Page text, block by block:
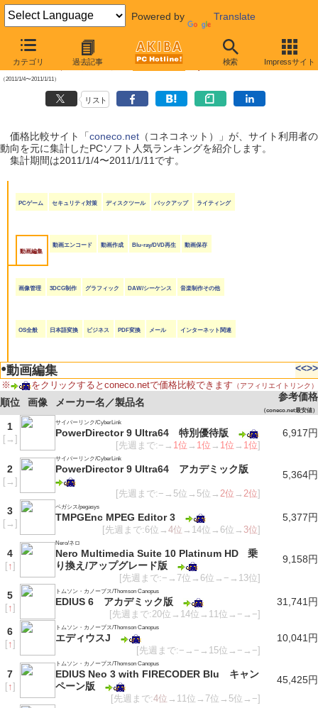
Powered by Translate
カテゴリ 過去記事 検索 Impressサイト
【 2011年1月15日号 】
coneco.net人気ランキング（ソフト編）
（2011/1/4〜2011/1/11）
リスト
価格比較サイト「coneco.net（コネコネット）」が、サイト利用者の
動向を元に集計したPCソフト人気ランキングを紹介します。
集計期間は2011/1/4〜2011/1/11です。
PCゲーム セキュリティ対策 ディスクツール バックアップ ライティング
動画編集
動画エンコード 動画作成 Blu-ray/DVD再生 動画保存
画像管理 3DCG制作 グラフィック DAW/シーケンス 音楽制作その他
OS全般 日本語変換 ビジネス PDF変換 メール インターネット関連
●動画編集 <<>>
※ をクリックするとconeco.netで価格比較できます （アフィリエイトリンク）
順位 画像 メーカー名／製品名 参考価格
（coneco.net最安値）
1
[→ ]
サイバーリンク/CyberLink
PowerDirector 9 Ultra64 特別優待版
[先週まで:−→ 1位 → 1位 → 1位 → 1位]
6,917円
2
[→ ]
サイバーリンク/CyberLink
PowerDirector 9 Ultra64 アカデミック版
[先週まで:−→5位→5位→2位 →2位]
5,364円
3
[→ ]
ペガシス/pegasys
TMPGEnc MPEG Editor 3
[先週まで:6位→4位 →14位→6位→ 3位]
5,377円
4
[↑]
Nero/ネロ
Nero Multimedia Suite 10 Platinum HD 乗
り換え/アップグレード版
[先週まで:−→7位→6位→−→13位]
9,158円
5
[↑]
トムソン・カノープス/Thomson Canopus
EDIUS 6 アカデミック版
[先週まで:20位→14位→11位→−→−]
31,741円
6
[↑]
トムソン・カノープス/Thomson Canopus
エディウスJ
[先週まで:−→−→15位→−→−]
10,041円
7
[↑]
トムソン・カノープス/Thomson Canopus
EDIUS Neo 3 with FIRECODER Blu キャン
ペーン版
[先週まで:4位 →11位→7位→5位→−]
45,425円